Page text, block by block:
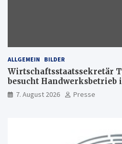
ALLGEMEIN BILDER
Wirtschaftsstaatssekretär
besucht Handwerksbetrieb
Freiburg
7. August 2026 Presse